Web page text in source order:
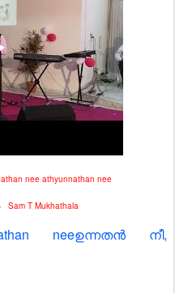
nee athyunnathan nee
neeഉന്നതൻ നീ,